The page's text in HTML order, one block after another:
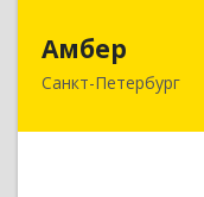
Амбер
Санкт-Петербург
191119,